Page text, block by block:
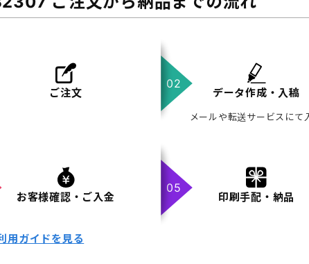
ご注文 データ作成・入稿
メールや転送サービスにて
お客様確認・ご入金 印刷手配・納品
用ガイドを見る